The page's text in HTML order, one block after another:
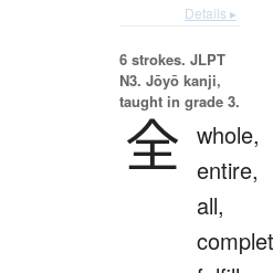
Details ▸
6 strokes. JLPT
N3. Jōyō kanji,
taught in grade 3.
全 whole,
entire,
all,